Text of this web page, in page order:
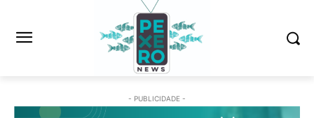
- PUBLICIDADE -